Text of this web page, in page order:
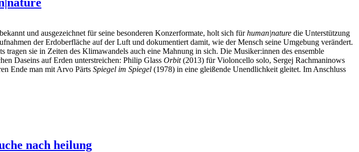
und ausgezeichnet für seine besonderen Konzerformate, holt sich fürhuman|nature die Unterstützung
der Erdoberfläche auf der Luft und dokumentiert damit, wie der Mensch seine Umgebung verändert.
sie in Zeiten des Klimawandels auch eine Mahnung in sich. Die Musiker:innen des ensemble
Daseins auf Erden unterstreichen: Philip Glass Orbit(2013) für Violoncello solo, Sergej Rachmaninows
Ende man mit Arvo Pärts Spiegel im Spiegel (1978) in eine gleißende Unendlichkeit gleitet. Im Anschluss
nach heilung